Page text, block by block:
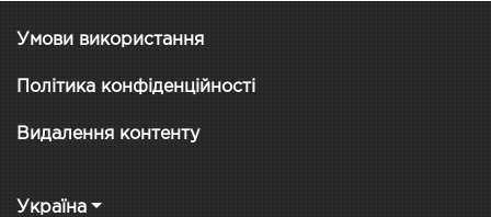
Умови використання
Політика конфіденційності
Видалення контенту
Україна